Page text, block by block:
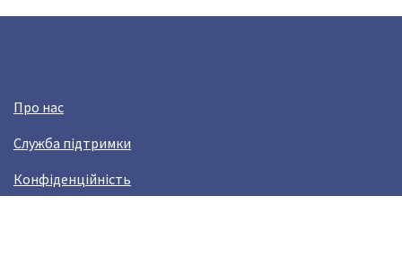
Про нас
Служба підтримки
Конфіденційність